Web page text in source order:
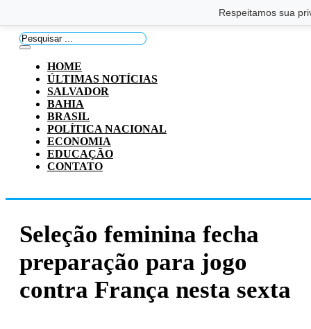
Respeitamos sua
Pesquisar
...
HOME
ÚLTIMAS NOTÍCIAS
SALVADOR
BAHIA
BRASIL
POLÍTICA NACIONAL
ECONOMIA
EDUCAÇÃO
CONTATO
Seleção feminina fecha
preparação para jogo
contra França nesta sexta